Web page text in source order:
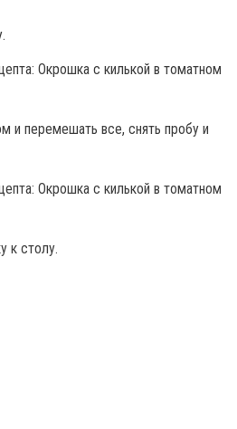
и перемешать все, снять пробу и
к столу.